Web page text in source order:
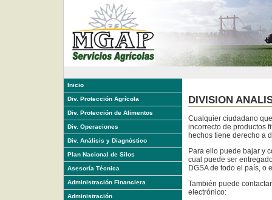
Inicio
Div. Protección Agrícola
Div. Protección de Alimentos
Div. Operaciones
Div. Análisis y Diagnóstico
Plan Nacional de Silos
Asesoría Técnica
Administración Financiera
Administración
DIVISION
Cualquier ciudadano
incorrecto de productos
hechos tiene derecho a
Para ello puede bajar y
cual puede ser
DGSA de todo el país, o
También puede
electrónico: